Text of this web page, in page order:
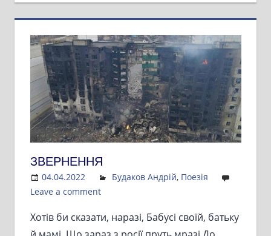
ЗВЕРНЕННЯ
04.04.2022 Admin
Будаков Андрій, Поезія
Leave a comment
Хотів би сказати, наразі, Бабусі своїй, батьку